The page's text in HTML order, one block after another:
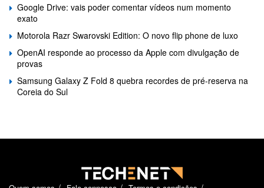
Google Drive: vais poder comentar vídeos num momento
exato
Motorola Razr Swarovski Edition: O novo flip phone de luxo
OpenAI responde ao processo da Apple com divulgação de
provas
Samsung Galaxy Z Fold 8 quebra recordes de pré-reserva na
Coreia do Sul